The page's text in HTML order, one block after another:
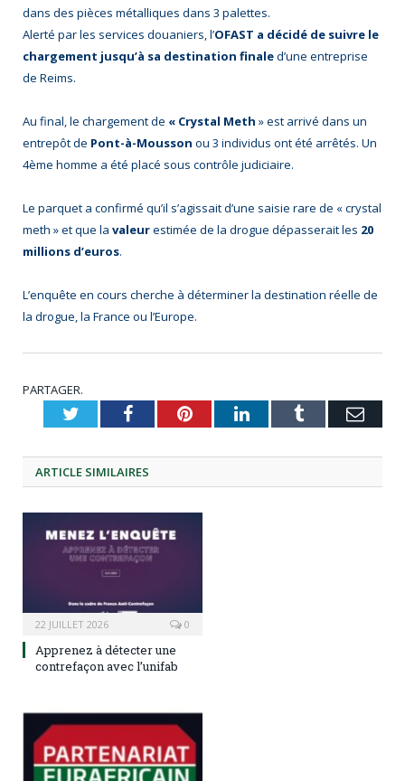
dans des pièces métalliques dans 3 palettes.
Alerté par les services douaniers, l’OFAST a décidé de suivre le
chargement jusqu’à sa destination finaled’une entreprise
de Reims.
Au final, le chargement de « Crystal Meth » est arrivé dans un
entrepôt de Pont-à-Mousson ou 3 individus ont été arrêtés. Un
4ème homme a été placé sous contrôle judiciaire.
Le parquet a confirmé qu’il s’agissait d’une saisie rare de « crystal
meth » et que la valeurestimée de la drogue dépasserait les 20
millions d’euros.
L’enquête en cours cherche à déterminer la destination réelle de
la drogue, la France ou l’Europe.
PARTAGER.
TwitterFacebookPinterestLinkedInTumblr
ARTICLE SIMILAIRES
22 JUILLET 2026 0
Apprenez à détecter une
contrefaçon avec l’unifab